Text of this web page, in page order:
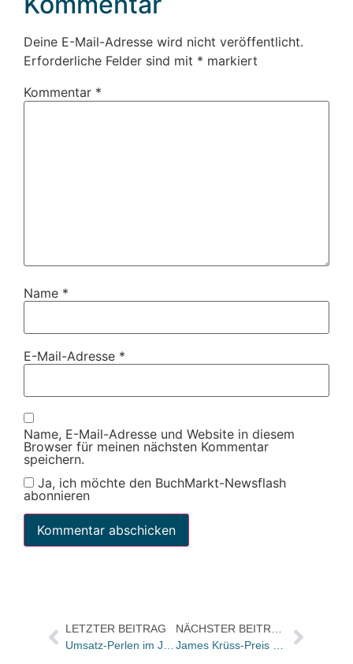
Deine E-Mail-Adresse wird nicht veröffentlicht.
Erforderliche Felder sind mit * markiert
Kommentar *
Name *
E-Mail-Adresse *
Name, E-Mail-Adresse und Website in diesem
Browser für meinen nächsten Kommentar
speichern.
Ja, ich möchte den BuchMarkt-Newsflash
abonnieren
LETZTER BEITRAG